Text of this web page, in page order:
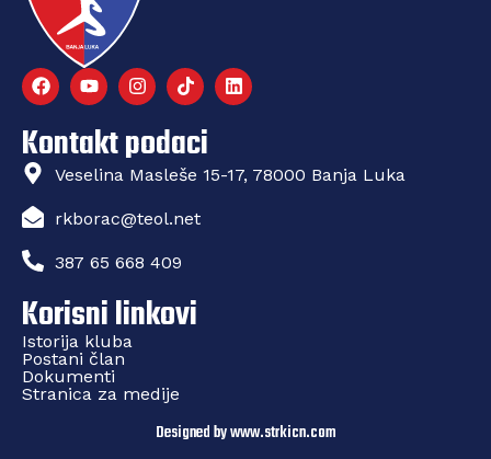
Kontakt podaci
Veselina Masleše 15-17, 78000 Banja Luka
rkborac@teol.net
387 65 668 409
Korisni linkovi
Istorija kluba
Postani član
Dokumenti
Stranica za medije
Designed by www.strkicn.com​